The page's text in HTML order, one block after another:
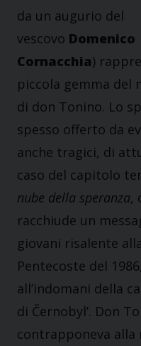
da un augurio del
vescovo Domenico
Cornacchia)
piccola gemma del
di don Tonino. Lo
spesso offerto da
anche tragici, di
caso del capitolo
nube della speranza,
racchiude un
giovani risalente alla
Pentecoste del 1986,
all’indomani della
di Černobyl’. Don
contrapponeva alla